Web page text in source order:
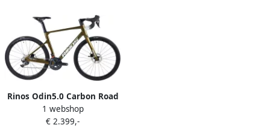
Goud Groent 56 --2023
Rinos Odin5.0 Carbon Road
Racefiets met SHI O Ultegra
R8000 22 versnellingen en
1 webshop
€ 2.399,-